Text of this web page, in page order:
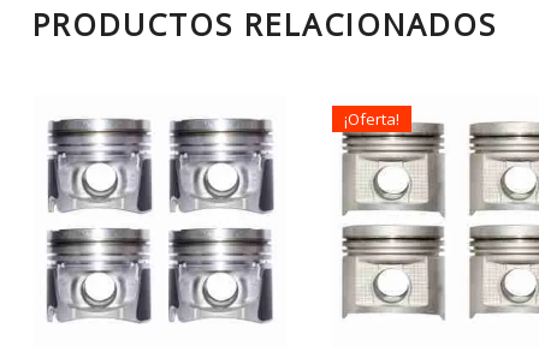
PRODUCTOS RELACIONADOS
¡Oferta!